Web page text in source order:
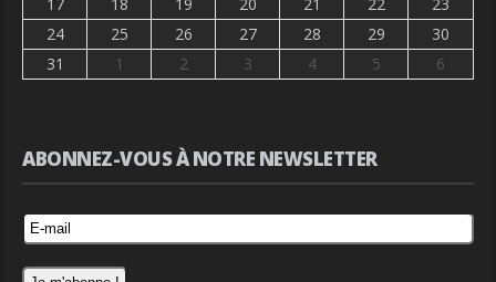
24
25 26 27 28 29
30
31
1 2 3 4 5 6
ABONNEZ-VOUS À NOTRE NEWSLETTER